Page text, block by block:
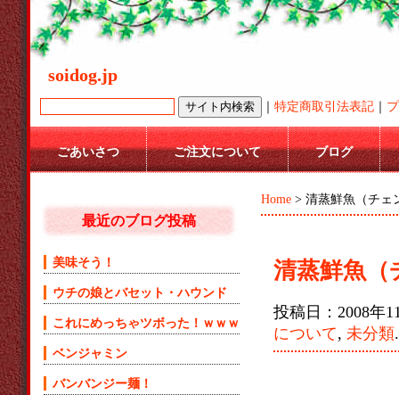
soidog.jp
｜ 特定商取引法表記 ｜
ごあいさつ ご注文について ブログ
Home > 清蒸鮮魚（チェ
清蒸鮮魚
投稿日：2008年
について, 未分類.
最近のブログ投稿
美味そう！
ウチの娘とバセット・ハウンド
これにめっちゃツボった！ｗｗｗ
ベンジャミン
バンバンジー麺！